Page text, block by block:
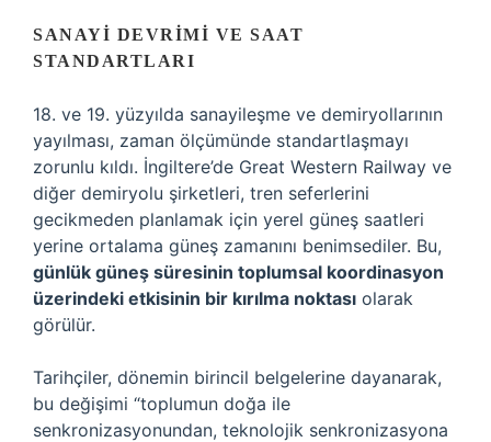
SANAYI DEVRIMI VE SAAT
STANDARTLARI
18. ve 19. yüzyılda sanayileşme ve demiryollarının
yayılması, zaman ölçümünde standartlaşmayı
zorunlu kıldı. İngiltere’de Great Western Railway ve
diğer demiryolu şirketleri, tren seferlerini
gecikmeden planlamak için yerel güneş saatleri
yerine ortalama güneş zamanını benimsediler. Bu,
günlük güneş süresinin toplumsal koordinasyon
üzerindeki etkisinin bir kırılma noktası olarak
görülür.
Tarihçiler, dönemin birincil belgelerine dayanarak,
bu değişimi “toplumun doğa ile
senkronizasyonundan, teknolojik senkronizasyona